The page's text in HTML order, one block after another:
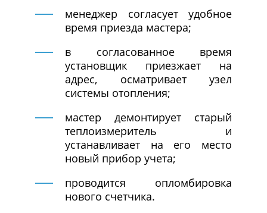
менеджер согласует удобное
время приезда мастера;
в согласованное время
установщик приезжает на
адрес, осматривает узел
системы отопления;
мастер демонтирует старый
теплоизмеритель и
устанавливает на его место
новый прибор учета;
проводится опломбировка
нового счетчика.